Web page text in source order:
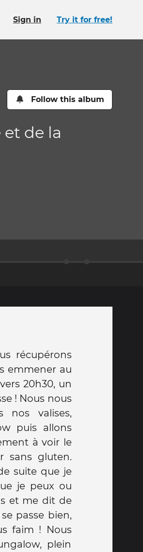
Sign in Try it for free!
Follow this album
de la
récupérons
emmener au
20h30, un